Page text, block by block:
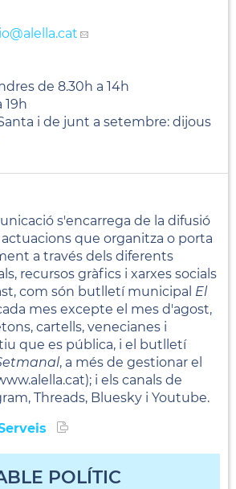
@alella.cat
de 8.30h a 14h
19h
i de junt a setembre: dijous
s'encarrega de la difusió
que organitza o porta
a través dels diferents
recursos gràfics i xarxes socials
com són butlletí municipal El
mes excepte el mes d'agost,
cartells, venecianes i
que es pública, i el butlletí
, a més de gestionar el
i els canals de
Threads, Bluesky i Youtube.
POLÍTIC